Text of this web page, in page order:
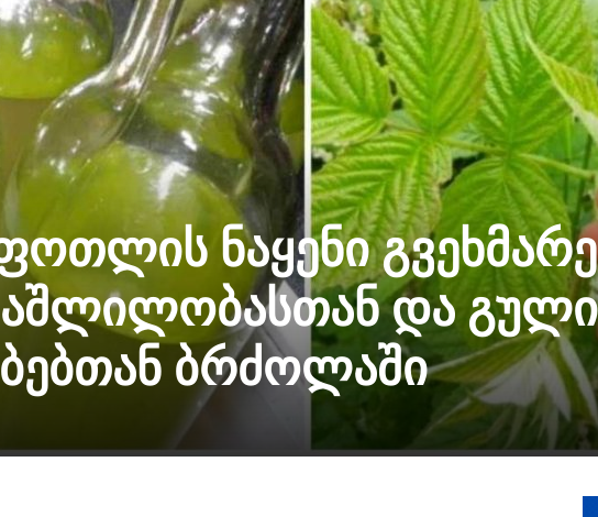
ნაყენი
და
ბრძოლაში